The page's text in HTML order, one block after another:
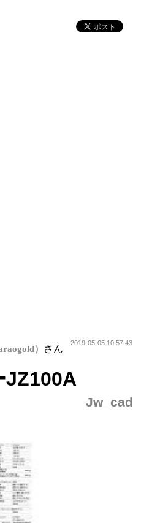
） さん
2019-05-05 10:57:43
JZ100A
Jw_cad